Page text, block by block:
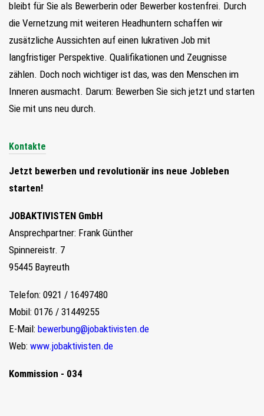
bleibt für Sie als Bewerberin oder Bewerber kostenfrei. Durch
die Vernetzung mit weiteren Headhuntern schaffen wir
zusätzliche Aussichten auf einen lukrativen Job mit
langfristiger Perspektive. Qualifikationen und Zeugnisse
zählen. Doch noch wichtiger ist das, was den Menschen im
Inneren ausmacht. Darum: Bewerben Sie sich jetzt und starten
Sie mit uns neu durch.
Kontakte
Jetzt bewerben und revolutionär ins neue Jobleben
starten!
JOBAKTIVISTEN GmbH
Ansprechpartner: Frank Günther
Spinnereistr. 7
95445 Bayreuth
Telefon: 0921 / 16497480
Mobil: 0176 / 31449255
E-Mail: bewerbung@jobaktivisten.de
Web: www.jobaktivisten.de
Kommission - 034